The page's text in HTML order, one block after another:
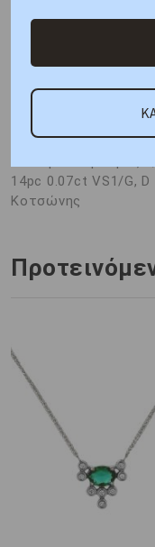
ΚΑΤΟΠΙΝ
K18
Βάρος : 1,50
14pc 0.07ct VS1/G,
Κοτσώνης